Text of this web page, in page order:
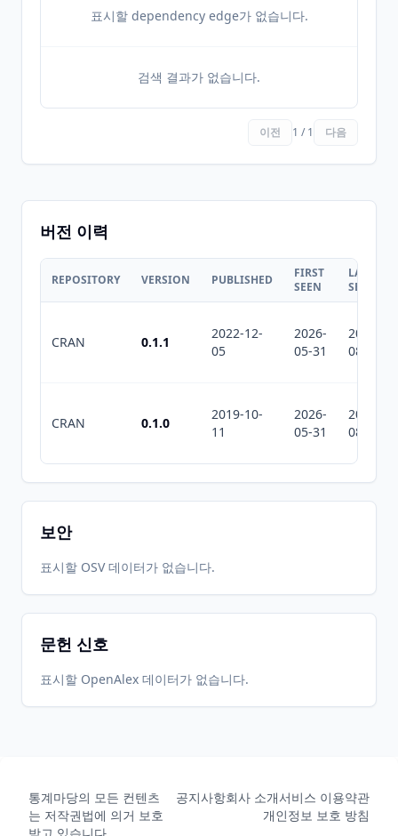
표시할 dependency edge가 없습니다.
검색 결과가 없습니다.
이전 1 / 1 다음
버전 이력
REPOSITORY VERSION PUBLISHED
FIRST
SEEN
LAST
SEEN
CRAN 0.1.1
2022-12-
05
2026-
05-31
2026-
08-04
CRAN 0.1.0
2019-10-
11
2026-
05-31
2026-
08-04
보안
표시할 OSV 데이터가 없습니다.
문헌 신호
표시할 OpenAlex 데이터가 없습니다.
통계마당의 모든 컨텐츠
는 저작권법에 의거 보호
공지사항회사 소개서비스 이용약관
개인정보 보호 방침